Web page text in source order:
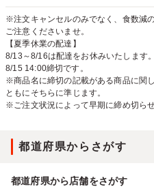
※注文キャンセルのみでなく、食数減
ご注意くださいませ。
【夏季休業の配達】
8/13～8/16は配達をお休みいたします
8/15 14:00締切です。
※商品名に締切の記載がある商品に関
ともにそちらに準じます。
※ご注文状況によって早期に締め切ら
都道府県からさがす
都道府県から店舗をさがす